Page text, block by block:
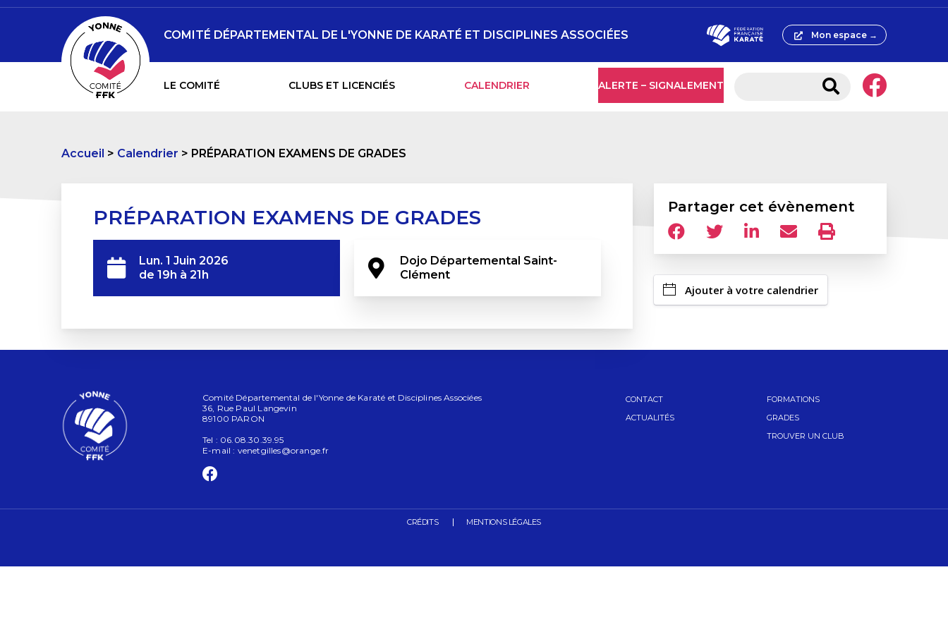
LE COMITÉ CLUBS ET LICENCIÉS CALENDRIER ALERTE – SIGNALEMENT
COMITÉ DÉPARTEMENTAL DE L'YONNE DE KARATÉ ET DISCIPLINES ASSOCIÉES Mon espace →
Accueil Calendrier PRÉPARATION EXAMENS DE GRADES
PRÉPARATION EXAMENS DE GRADES
Lun. 1 Juin 2026
de 19h à 21h
Dojo Départemental Saint-
Clément
Partager cet évènement
Ajouter à votre calendrier
Comité Départemental de l'Yonne de Karaté et Disciplines Associées
36, Rue Paul Langevin
89100 PARON
Tel : 06.08.30.39.95
E-mail : venetgilles@orange.fr
CONTACT
ACTUALITÉS
FORMATIONS
GRADES
TROUVER UN CLUB
CRÉDITS MENTIONS LÉGALES